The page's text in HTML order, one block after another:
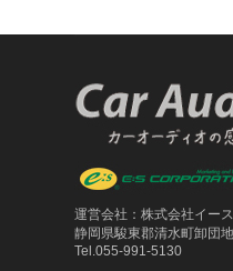
運営会社：株式会社イー
静岡県駿東郡清水町卸団
Tel.055-991-5130